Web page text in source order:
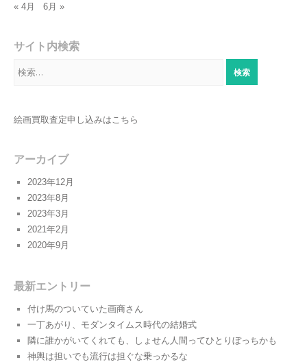
« 4月 6月 »
サイト内検索
索:
絵画買取査定申し込みはこちら
アーカイブ
2023年12月
2023年8月
2023年3月
2021年2月
2020年9月
最新エントリー
付け馬のついていた画商さん
一丁あがり、モダンタイムス時代の結婚式
隣に誰かがいてくれても、しょせん人間ってひとりぼっちかも
神輿は担いでも流行は担ぐな乗っかるな